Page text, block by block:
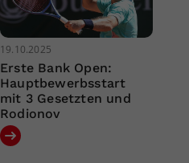
19.10.2025
Erste Bank Open:
Hauptbewerbsstart
mit 3 Gesetzten und
Rodionov